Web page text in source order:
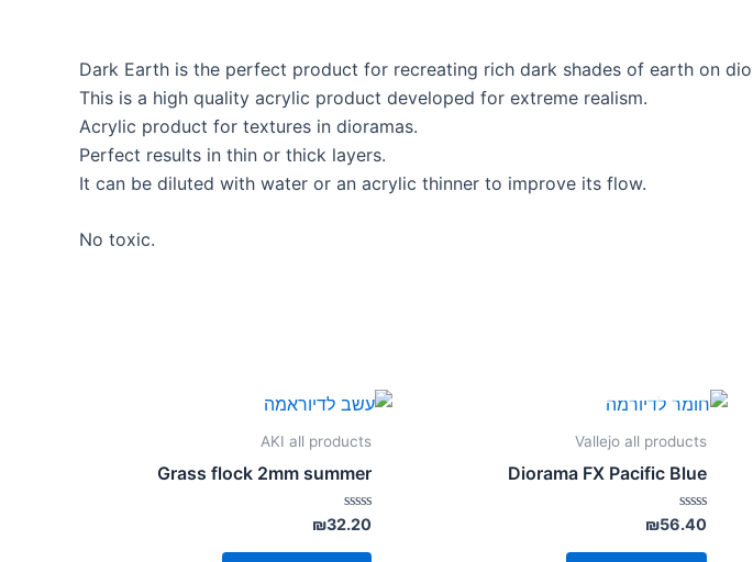
Dark Earth is the perfect product for recreating rich dark shades of earth on
This is a high quality acrylic product developed for extreme realism.
Acrylic product for textures in dioramas.
Perfect results in thin or thick layers.
It can be diluted with water or an acrylic thinner to improve its flow.
No toxic.
Vallejo all products
Diorama FX Pacific Blue
דורג
0
מתוך
₪56.40
AKI all products
Grass flock 2mm summer
דורג
0
מתוך
₪32.20